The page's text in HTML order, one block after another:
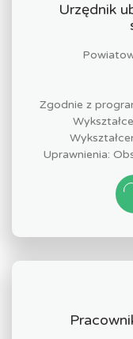
Urzędnik
Zgodnie z
Uprawnienia: